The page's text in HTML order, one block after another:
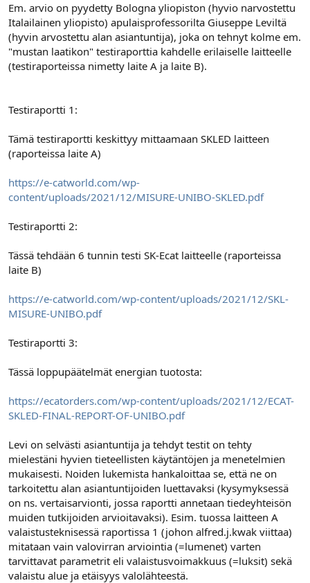
Em. arvio on pyydetty Bologna yliopiston (hyvio narvostettu
Italailainen yliopisto) apulaisprofessorilta Giuseppe Leviltä
(hyvin arvostettu alan asiantuntija), joka on tehnyt kolme em.
"mustan laatikon" testiraporttia kahdelle erilaiselle laitteelle
(testiraporteissa nimetty laite A ja laite B).
Testiraportti 1:
Tämä testiraportti keskittyy mittaamaan SKLED laitteen
(raporteissa laite A)
https://e-catworld.com/wp-
content/uploads/2021/12/MISURE-UNIBO-SKLED.pdf
Testiraportti 2:
Tässä tehdään 6 tunnin testi SK-Ecat laitteelle (raporteissa
laite B)
https://e-catworld.com/wp-content/uploads/2021/12/SKL-
MISURE-UNIBO.pdf
Testiraportti 3:
Tässä loppupäätelmät energian tuotosta:
https://ecatorders.com/wp-content/uploads/2021/12/ECAT-
SKLED-FINAL-REPORT-OF-UNIBO.pdf
Levi on selvästi asiantuntija ja tehdyt testit on tehty
mielestäni hyvien tieteellisten käytäntöjen ja menetelmien
mukaisesti. Noiden lukemista hankaloittaa se, että ne on
tarkoitettu alan asiantuntijoiden luettavaksi (kysymyksessä
on ns. vertaisarvionti, jossa raportti annetaan tiedeyhteisön
muiden tutkijoiden arvioitavaksi). Esim. tuossa laitteen A
valaistusteknisessä raportissa 1 (johon alfred.j.kwak viittaa)
mitataan vain valovirran arviointia (=lumenet) varten
tarvittavat parametrit eli valaistusvoimakkuus (=luksit) sekä
valaistu alue ja etäisyys valolähteestä.